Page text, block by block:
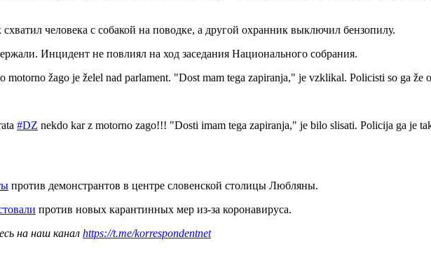
человека с собакой на поводке, а другой охранник выключил бензопилу.
Инцидент не повлиял на ход заседания Национального собрания.
žago je želel nad parlament. "Dost mam tega zapiranja," je vzklikal. Policisti so ga že
#DZ nekdo kar z motorno zago!!! "Dosti imam tega zapiranja," je bilo slisati. Policija ga je
против демонстрантов в центре словенской столицы Любляны.
против новых карантинных мер из-за коронавируса.
на наш канал https://t.me/korrespondentnet